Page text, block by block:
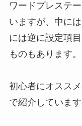
ワードプレステ
いますが、中に
には逆に設定項
ものもあります。
初心者にオスス
で紹介していま